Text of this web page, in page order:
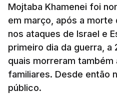
Mojtaba Khamenei foi
em março, após a morte
nos ataques de Israel e
primeiro dia da guerra,
quais morreram também
familiares. Desde então
público.